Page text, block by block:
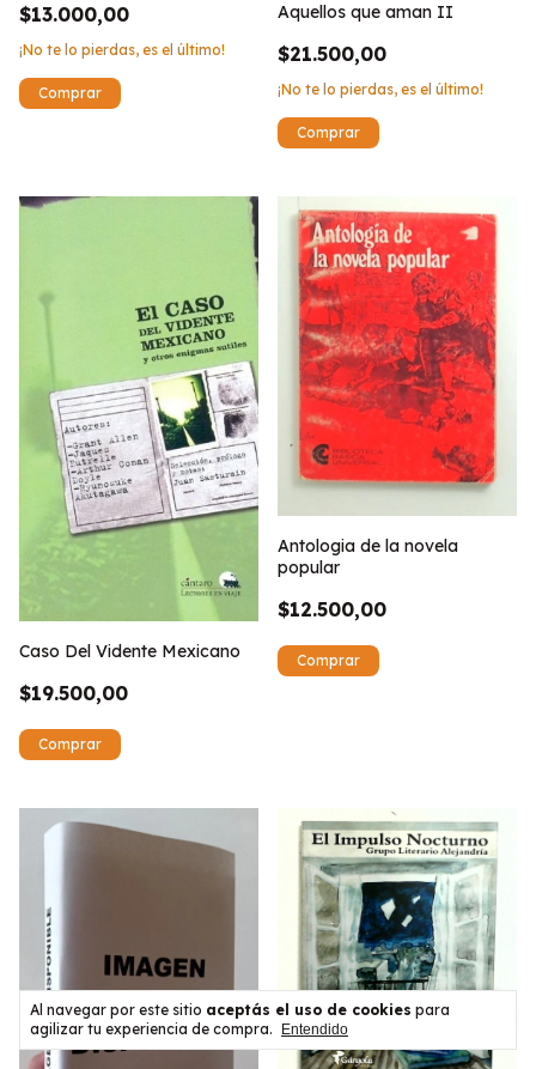
Al navegar por este sitio aceptás el uso de cookies para
agilizar tu experiencia de compra.
Entendido
$13.000,00
¡No te lo pierdas, es el último!
Aquellos que aman II
$21.500,00
¡No te lo pierdas, es el último!
Caso Del Vidente Mexicano
$19.500,00
Antologia de la novela
popular
$12.500,00